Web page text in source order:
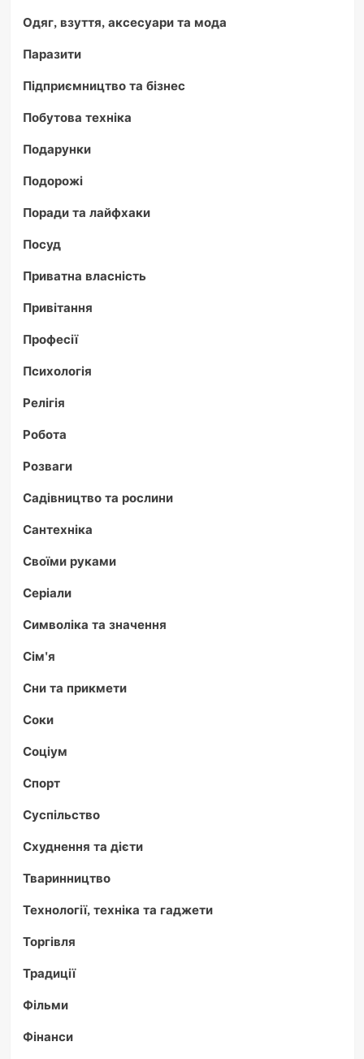
Одяг, взуття, аксесуари та мода
Паразити
Підприємництво та бізнес
Побутова техніка
Подарунки
Подорожі
Поради та лайфхаки
Посуд
Приватна власність
Привітання
Професії
Психологія
Релігія
Робота
Розваги
Садівництво та рослини
Сантехніка
Своїми руками
Серіали
Символіка та значення
Сім'я
Сни та прикмети
Соки
Соціум
Спорт
Суспільство
Схуднення та дієти
Тваринництво
Технології, техніка та гаджети
Торгівля
Традиції
Фільми
Фінанси